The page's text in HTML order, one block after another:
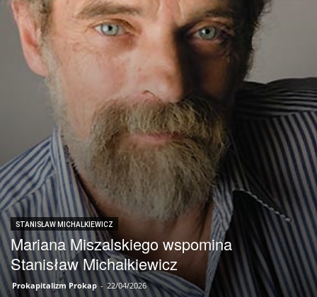
STANISŁAW MICHALKIEWICZ
Mariana Miszalskiego wspomina
Stanisław Michalkiewicz
Prokapitalizm Prokap - 22/04/2026